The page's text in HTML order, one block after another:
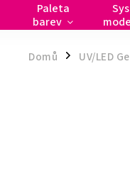
Paleta
barev
Domů / UV/LED